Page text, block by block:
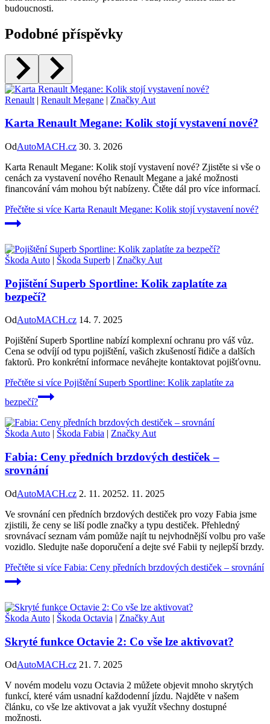
budoucnosti.
Podobné příspěvky
Renault | Renault Megane | Značky Aut
Karta Renault Megane: Kolik stojí vystavení nové?
OdAutoMACH.cz 30. 3. 2026
Karta Renault Megane: Kolik stojí vystavení nové? Zjistěte si vše o
cenách za vystavení nového Renault Megane a jaké možnosti
financování vám mohou být nabízeny. Čtěte dál pro více informací.
Přečtěte si více Karta Renault Megane: Kolik stojí vystavení nové?
Škoda Auto | Škoda Superb | Značky Aut
Pojištění Superb Sportline: Kolik zaplatíte za
bezpečí?
OdAutoMACH.cz 14. 7. 2025
Pojištění Superb Sportline nabízí komplexní ochranu pro váš vůz.
Cena se odvíjí od typu pojištění, vašich zkušeností řidiče a dalších
faktorů. Pro konkrétní informace neváhejte kontaktovat pojišťovnu.
Přečtěte si více Pojištění Superb Sportline: Kolik zaplatíte za
bezpečí?
Škoda Auto | Škoda Fabia | Značky Aut
Fabia: Ceny předních brzdových destiček –
srovnání
OdAutoMACH.cz 2. 11. 20252. 11. 2025
Ve srovnání cen předních brzdových destiček pro vozy Fabia jsme
zjistili, že ceny se liší podle značky a typu destiček. Přehledný
srovnávací seznam vám pomůže najít tu nejvhodnější volbu pro vaše
vozidlo. Sledujte naše doporučení a dejte své Fabii ty nejlepší brzdy.
Přečtěte si více Fabia: Ceny předních brzdových destiček – srovnání
Škoda Auto | Škoda Octavia | Značky Aut
Skryté funkce Octavie 2: Co vše lze aktivovat?
OdAutoMACH.cz 21. 7. 2025
V novém modelu vozu Octavia 2 můžete objevit mnoho skrytých
funkcí, které vám usnadní každodenní jízdu. Najděte v našem
článku, co vše lze aktivovat a jak využít všechny dostupné
možnosti.